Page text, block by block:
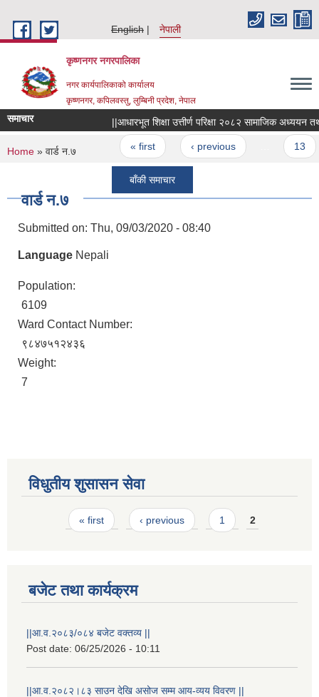
English
नेपाली
कृष्णनगर नगरपालिका
नगर कार्यपालिकाको कार्यालय
कृष्णनगर, कपिलवस्तु, लुम्बिनी प्रदेश, नेपाल
समाचार ||आधारभूत शिक्षा उत्तीर्ण परिक्षा २०८२ सामाजिक अध्ययन तथा
Pages
« first ‹ previous
बाँकी समाचार
You are here
Home » वार्ड न.७
वार्ड न.७
Submitted on: Thu, 09/03/2020 - 08:40
Language Nepali
Population:
6109
Ward Contact Number:
९८४७५१२४३६
Weight:
7
विधुतीय शुसासन सेवा
Pages« first ‹ previous 1 2
बजेट तथा कार्यक्रम
||आ.व.२०८३/०८४ बजेट वक्तव्य ||
Post date: 06/25/2026 - 10:11
||आ.व.२०८२।८३ साउन देखि असोज सम्म आय-व्यय विवरण ||